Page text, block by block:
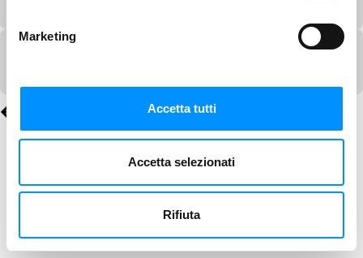
Marketing
Accetta tutti
Accetta selezionati
Rifiuta